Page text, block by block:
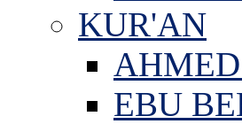
KUR'AN
EBU